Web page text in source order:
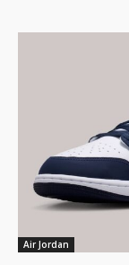
Air Jordan